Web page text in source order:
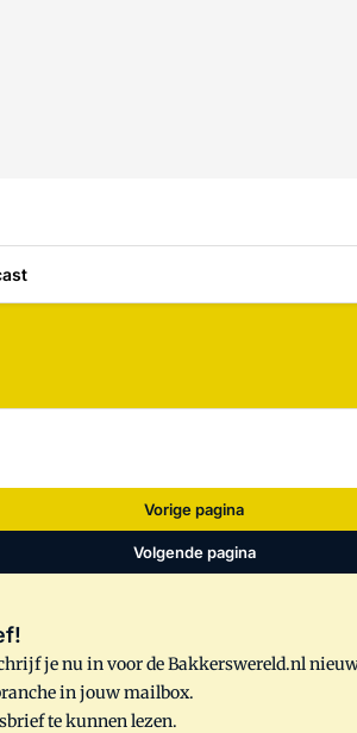
Vorige pagina
Volgende pagina
je nu in voor de Bakkerswereld.nl
in jouw mailbox.
te kunnen lezen.